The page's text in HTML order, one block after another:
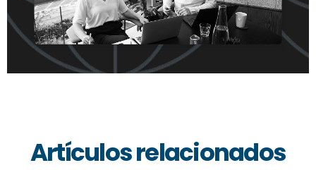
Artículos relacionados